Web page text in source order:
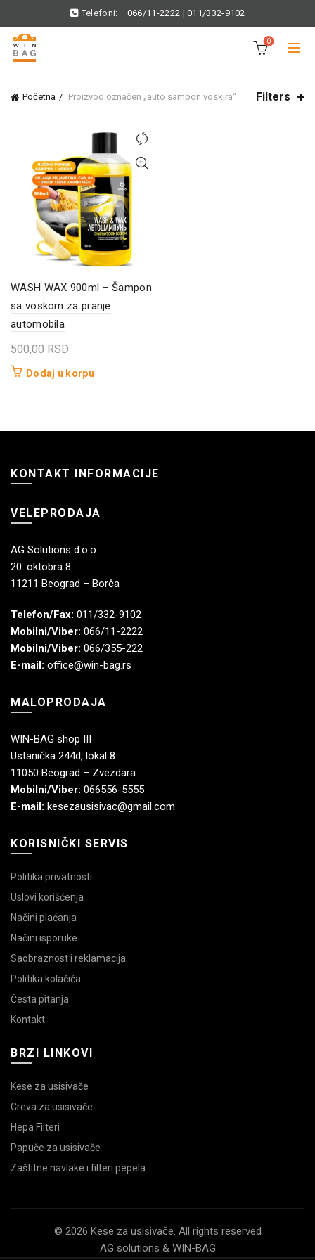
Telefoni: 066/11-2222 |011/332-9102
0
Početna Proizvod označen „auto sampon voskira“ Filters
WASH WAX 900ml – Šampon
sa voskom za pranje
automobila
500,00 RSD
Dodaj u korpu
KONTAKT INFORMACIJE
VELEPRODAJA
AG Solutions d.o.o.
20. oktobra 8
11211 Beograd – Borča
Telefon/Fax: 011/332-9102
Mobilni/Viber: 066/11-2222
Mobilni/Viber: 066/355-222
E-mail: office@win-bag.rs
MALOPRODAJA
WIN-BAG shop III
Ustanička 244d, lokal 8
11050 Beograd – Zvezdara
Mobilni/Viber: 066556-5555
E-mail: kesezausisivac@gmail.com
KORISNIČKI SERVIS
Politika privatnosti
Uslovi korišćenja
Načini plaćanja
Načini isporuke
Saobraznost i reklamacija
Politika kolačića
Česta pitanja
Kontakt
BRZI LINKOVI
Kese za usisivače
Creva za usisivače
Hepa Filteri
Papuče za usisivače
Zaštitne navlake i filteri pepela
© 2026 Kese za usisivače. All rights reserved
AG solutions & WIN-BAG